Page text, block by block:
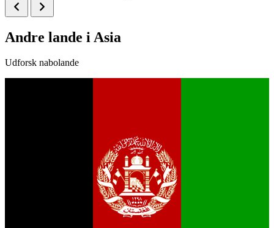
Andre lande i Asia
Udforsk nabolande